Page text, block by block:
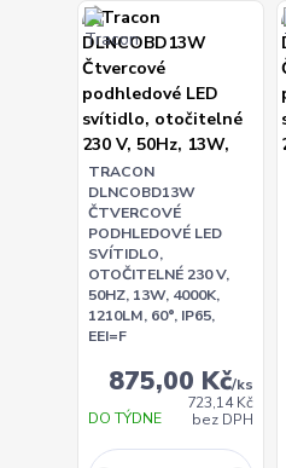
TRACON
DLNCOBD13W
ČTVERCOVÉ
PODHLEDOVÉ LED
SVÍTIDLO,
OTOČITELNÉ 230 V,
50HZ, 13W, 4000K,
1210LM, 60°, IP65,
EEI=F
875,00 Kč/ks
723,14 Kč
bez DPH
DO TÝDNE